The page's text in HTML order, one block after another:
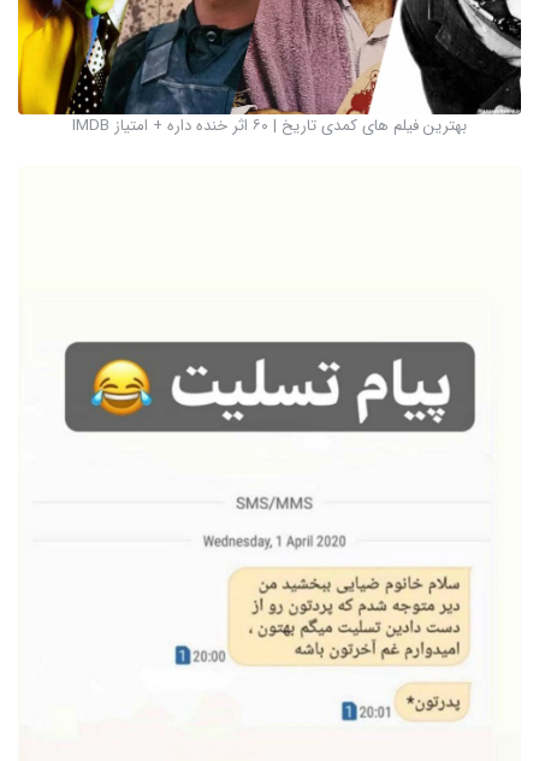
بهترین فیلم های کمدی تاریخ | ۶۰ اثر خنده داره + امتیاز IMDB